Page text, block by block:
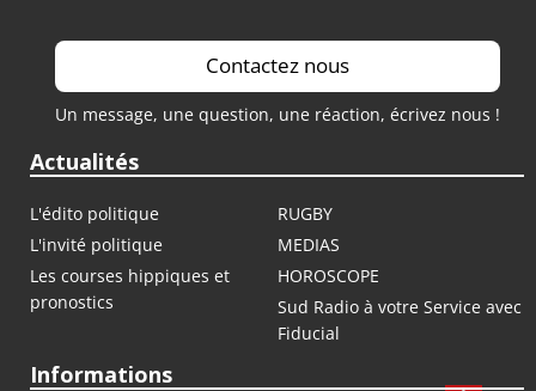
Contactez nous
Un message, une question, une réaction, écrivez nous !
Actualités
L'édito politique
RUGBY
L'invité politique
MEDIAS
Les courses hippiques et
pronostics
HOROSCOPE
Sud Radio à votre Service avec
Fiducial
Informations